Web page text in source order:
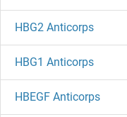
HBG2 Anticorps
HBG1 Anticorps
HBEGF Anticorps